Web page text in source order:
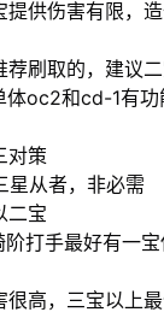
供伤害有限，
刷取的，建议
oc2和cd-1有
对策
星从者，非必需
二宝
打手最好有一
高，三宝以上